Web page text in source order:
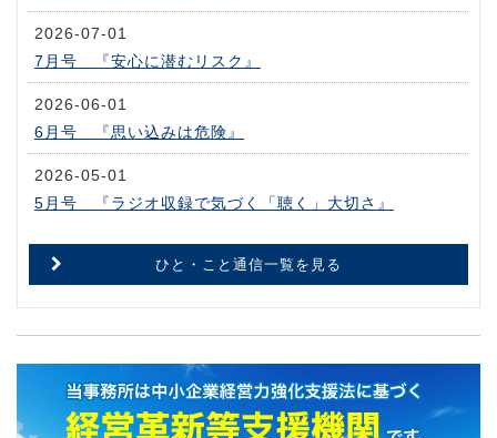
2026-07-01
7月号 『安心に潜むリスク』
2026-06-01
6月号 『思い込みは危険』
2026-05-01
5月号 『ラジオ収録で気づく「聴く」大切さ』
ひと・こと通信一覧を見る